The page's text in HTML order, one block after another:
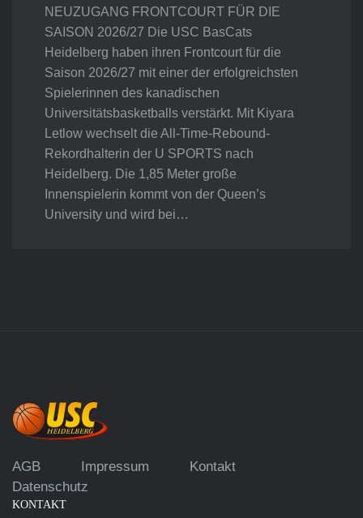
NEUZUGANG FRONTCOURT FÜR DIE
SAISON 2026/27 Die USC BasCats
Heidelberg haben ihren Frontcourt für die
Saison 2026/27 mit einer der erfolgreichsten
Spielerinnen des kanadischen
Universitätsbasketballs verstärkt. Mit Kiyara
Letlow wechselt die All-Time-Rebound-
Rekordhalterin der U SPORTS nach
Heidelberg. Die 1,85 Meter große
Innenspielerin kommt von der Queen’s
University und wird bei…
AGB Impressum
Kontakt
Datenschutz
KONTAKT